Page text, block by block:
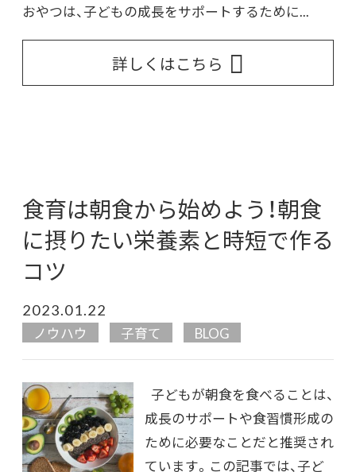
おやつは、子どもの成長をサポートするために...
詳しくはこちら
食育は朝食から始めよう！朝食
に摂りたい栄養素と時短で作る
コツ
2023.01.22
ノウハウ 子育て BLOG
子どもが朝食を食べることは、
成長のサポートや食習慣形成の
ために必要なことだと推奨され
ています。この記事では、子ど